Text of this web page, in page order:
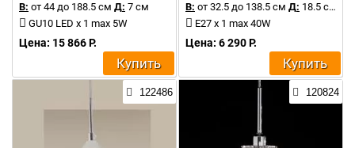
В: от 44 до 188.5 см Д: 7 см
GU10 LED x 1 max 5W
Цена: 15 866 Р.
Купить
В: от 32.5 до 138.5 см Д: 18.5 см
E27 x 1 max 40W
Цена: 6 290 Р.
Купить
122486 120824